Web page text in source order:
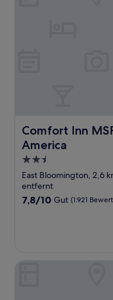
Comfort Inn
America
Comfort Inn MSP
2.5-
Sterne-
Unterkunft
East Bloomington, 2,6
entfernt
7.8
7,8/10 Gut (1.921